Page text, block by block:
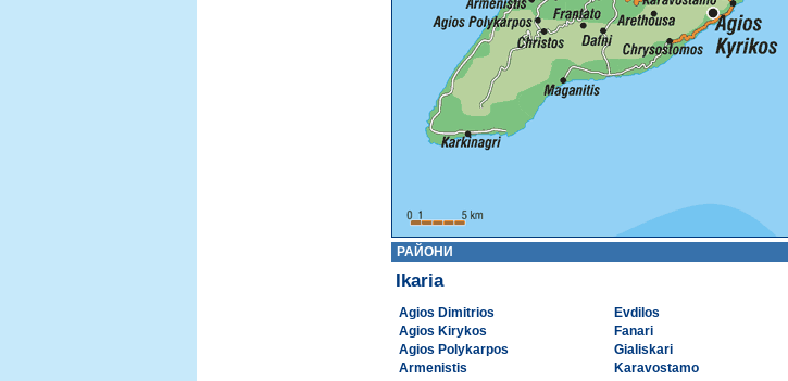
РАЙОНИ
Ikaria
Agios Dimitrios
Agios Kirykos
Agios Polykarpos
Armenistis
Evdilos
Fanari
Gialiskari
Karavostamo